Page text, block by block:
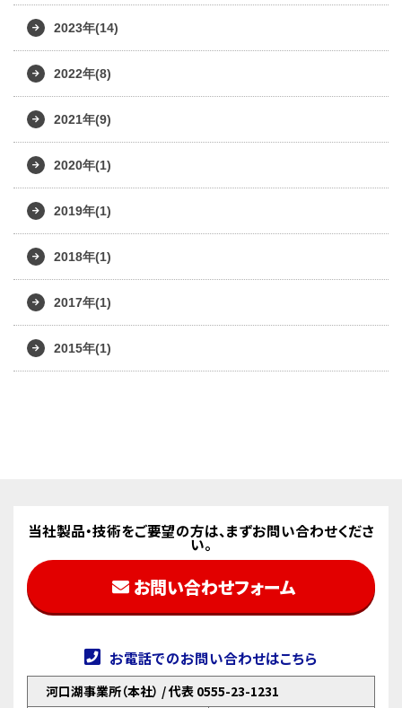
2023年(14)
2022年(8)
2021年(9)
2020年(1)
2019年(1)
2018年(1)
2017年(1)
2015年(1)
当社製品・技術をご要望の方は、まずお問い合わせくださ
い。
お問い合わせフォーム
お電話でのお問い合わせはこちら
河口湖事業所（本社） / 代表 0555-23-1231